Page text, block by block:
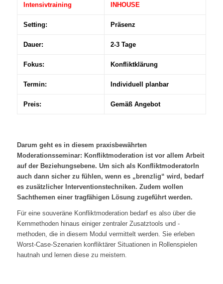
Intensivtraining INHOUSE
Setting: Präsenz
Dauer: 2-3 Tage
Fokus: Konfliktklärung
Termin: Individuell planbar
Preis: Gemäß Angebot
Darum geht es in diesem praxisbewährten
Moderationsseminar: Konfliktmoderation ist vor allem Arbeit
auf der Beziehungsebene. Um sich als KonfliktmoderatorIn
auch dann sicher zu fühlen, wenn es „brenzlig“ wird, bedarf
es zusätzlicher Interventionstechniken. Zudem wollen
Sachthemen einer tragfähigen Lösung zugeführt werden.
Für eine souveräne Konfliktmoderation bedarf es also über die
Kernmethoden hinaus einiger zentraler Zusatztools und -
methoden, die in diesem Modul vermittelt werden. Sie erleben
Worst-Case-Szenarien konfliktärer Situationen in Rollenspielen
hautnah und lernen diese zu meistern.